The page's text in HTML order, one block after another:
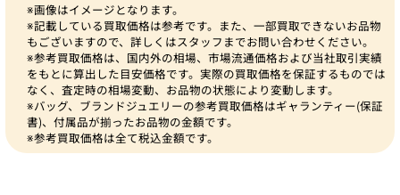
※画像はイメージとなります。
※記載している買取価格は参考です。また、一部買取できないお品物
もございますので、詳しくはスタッフまでお問い合わせください。
※参考買取価格は、国内外の相場、市場流通価格および当社取引実績
をもとに算出した目安価格です。実際の買取価格を保証するものでは
なく、査定時の相場変動、お品物の状態により変動します。
※バッグ、ブランドジュエリーの参考買取価格はギャランティー(保証
書)、付属品が揃ったお品物の金額です。
※参考買取価格は全て税込金額です。